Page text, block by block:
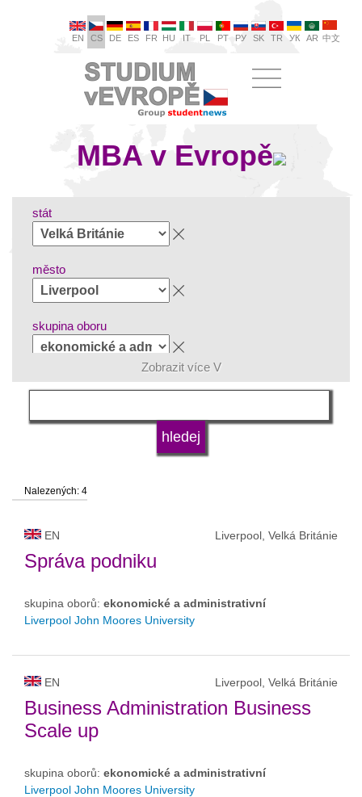
EN CS DE ES FR HU IT PL PT РУ SK TR УК AR 中文
MBA v Evropě
stát
město
skupina oboru
jazyk
status vysoké školy
Zobrazit více V
Nalezených: 4
EN Liverpool, Velká Británie
Správa podniku
skupina oborů: ekonomické a administrativní
Liverpool John Moores University
EN Liverpool, Velká Británie
Business Administration Business
Scale up
skupina oborů: ekonomické a administrativní
Liverpool John Moores University